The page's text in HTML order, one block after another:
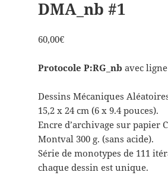
DMA_nb #1
60,00€
Protocole P:RG_nb avec
Dessins Mécaniques
15,2 x 24 cm (6 x 9.4 pouces).
Encre d’archivage sur papier
Montval 300 g. (sans acide).
Série de monotypes de 111
chaque dessin est unique.